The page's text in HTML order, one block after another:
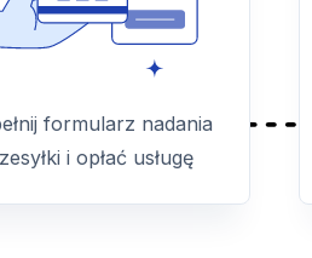
formularz nadania
i opłać usługę